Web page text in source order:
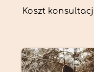
Koszt